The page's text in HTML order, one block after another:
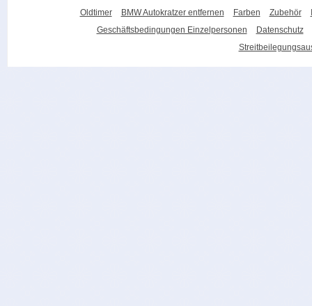
Oldtimer BMW Autokratzer entfernen Farben Zubehör
Geschäftsbedingungen Einzelpersonen
Datenschutz